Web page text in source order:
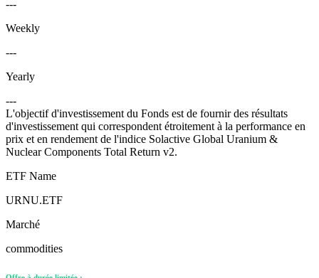
---
Weekly
---
Yearly
---
L'objectif d'investissement du Fonds est de fournir des résultats
d'investissement qui correspondent étroitement à la performance en
prix et en rendement de l'indice Solactive Global Uranium &
Nuclear Components Total Return v2.
ETF Name
URNU.ETF
Marché
commodities